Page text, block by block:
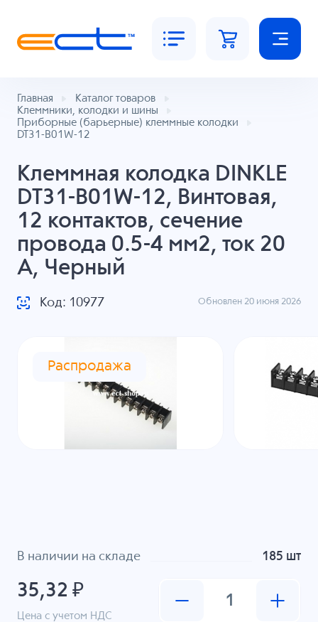
Главная
Каталог товаров
Клеммники, колодки и шины
Приборные (барьерные) клеммные колодки
DT31-B01W-12
Клеммная колодка DINKLE
DT31-B01W-12, Винтовая,
12 контактов, сечение
провода 0.5-4 мм2, ток 20
A, Черный
Код: 10977 Обновлен 20 июня 2026
Распродажа
В наличии на складе 185 шт
35,32 ₽
Цена с учетом НДС